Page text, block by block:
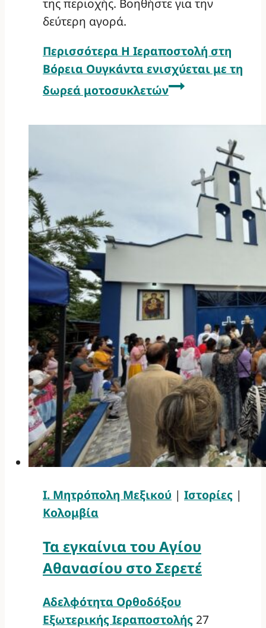
της περιοχής. Βοηθήστε για την
δεύτερη αγορά.
Περισσότερα Η Ιεραποστολή στη
Βόρεια Ουγκάντα ενισχύεται με τη
δωρεά μοτοσυκλετών
Ι. Μητρόπολη Μεξικού | Ιστορίες |
Κολομβία
Τα εγκαίνια του Αγίου
Αθανασίου στο Σερετέ
Αδελφότητα Ορθοδόξου
Εξωτερικής Ιεραποστολής 27